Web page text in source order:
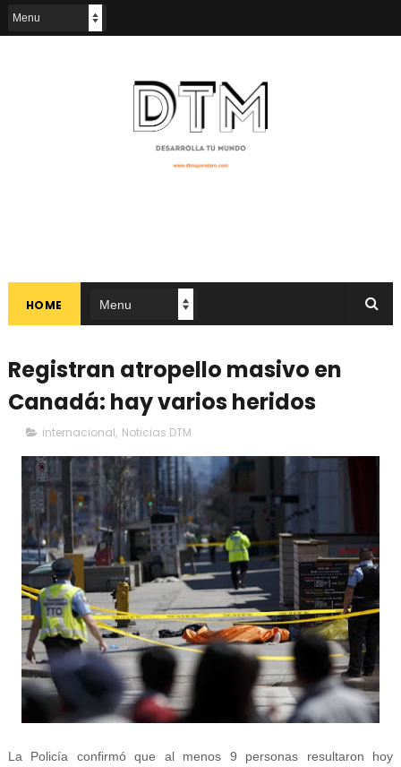
HOME
Registran atropello masivo en
Canadá: hay varios heridos
internacional, Noticias DTM
La Policía confirmó que al menos 9 personas resultaron hoy